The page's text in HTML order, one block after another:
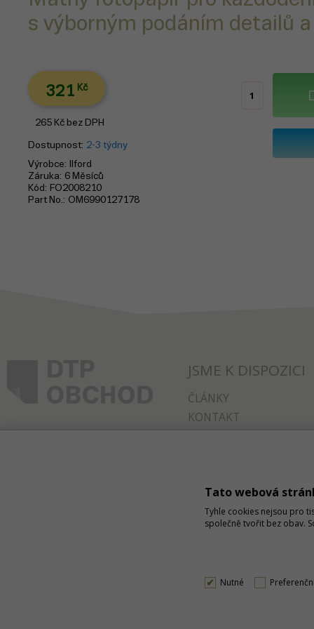
s výborným podáním detailů a
321 Kč
265 Kč bez DPH
Dostupnost 2-3 týdny
Výrobce
Ilford
Záruka 6 Měsíců
Kód
FO2008210
Part No. OM6990127178
JSME K DISPOZICI
ČLÁNKY
KONTAKT
Tato webová
Tyhle cookies nejsou pro
společně tvořit bez obav.
Nutné